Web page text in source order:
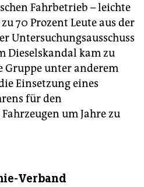
Fahrbetrieb – leichte
70 Prozent Leute aus der
Untersuchungsausschuss
Dieselskandal kam zu
Gruppe unter anderem
Einsetzung eines
für den
um Jahre zu
Verband